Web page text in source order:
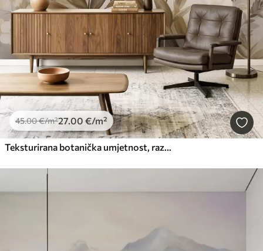
45.00€/m²27.00 €/m²
Teksturirana botanička umjetnost, razne biljke i lišće u nijansama smeđe i bež